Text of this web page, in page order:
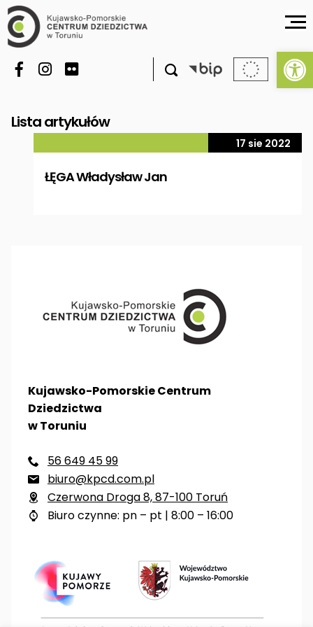

Lista artykułów
17 sie 2022
ŁĘGA Władysław Jan
Kujawsko-Pomorskie Centrum
Dziedzictwa
w Toruniu
 56 649 45 99
 biuro@kpcd.com.pl
 Czerwona Droga 8, 87-100 Toruń
 Biuro czynne: pn – pt | 8:00 – 16:00